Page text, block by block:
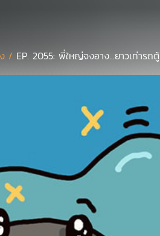
/ EP. 2055: พี่ใหญ่จงอาง...ยาวเท่ารถตู้